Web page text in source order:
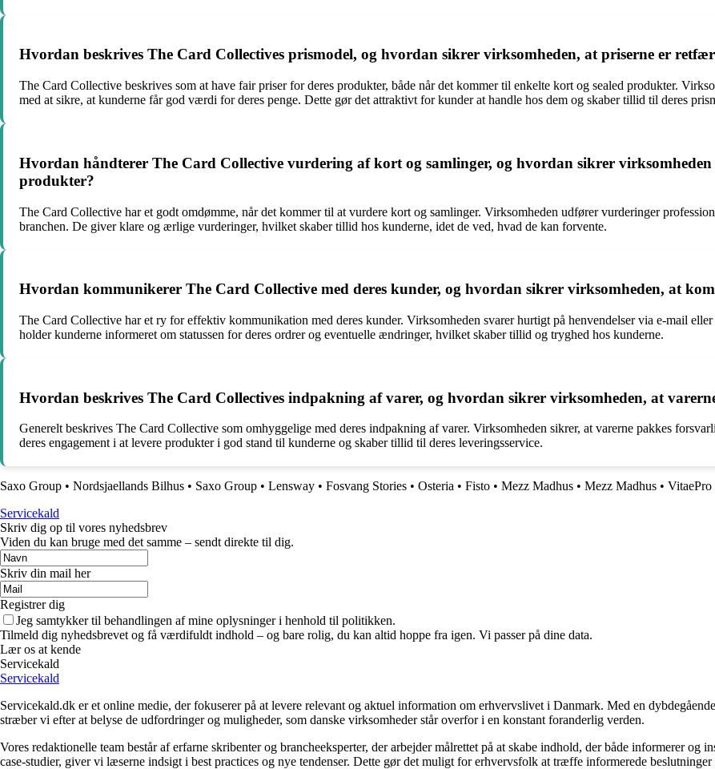
Hvordan beskrives The Card Collectives prismodel, og hvordan sikrer virksomheden, at priserne er
The Card Collective beskrives som at have fair priser for deres produkter, både når det kommer til enkelte kort og sealed produkter.
med at sikre, at kunderne får god værdi for deres penge. Dette gør det attraktivt for kunder at handle hos dem og skaber tillid til deres
Hvordan håndterer The Card Collective vurdering af kort og samlinger, og hvordan sikrer
produkter?
The Card Collective har et godt omdømme, når det kommer til at vurdere kort og samlinger. Virksomheden udfører vurderinger
branchen. De giver klare og ærlige vurderinger, hvilket skaber tillid hos kunderne, idet de ved, hvad de kan forvente.
Hvordan kommunikerer The Card Collective med deres kunder, og hvordan sikrer virksomheden, at
The Card Collective har et ry for effektiv kommunikation med deres kunder. Virksomheden svarer hurtigt på henvendelser via e-mail
holder kunderne informeret om statussen for deres ordrer og eventuelle ændringer, hvilket skaber tillid og tryghed hos kunderne.
Hvordan beskrives The Card Collectives indpakning af varer, og hvordan sikrer virksomheden, at
Generelt beskrives The Card Collective som omhyggelige med deres indpakning af varer. Virksomheden sikrer, at varerne pakkes
deres engagement i at levere produkter i god stand til kunderne og skaber tillid til deres leveringsservice.
Saxo Group • Nordsjaellands Bilhus • Saxo Group • Lensway • Fosvang Stories • Osteria • Fisto • Mezz Madhus • Mezz Madhus •
Servicekald
Skriv dig op til vores nyhedsbrev
Viden du kan bruge med det samme – sendt direkte til dig.
Skriv din mail her
Registrer dig
Jeg samtykker til behandlingen af mine oplysninger i henhold til politikken.
Tilmeld dig nyhedsbrevet og få værdifuldt indhold – og bare rolig, du kan altid hoppe fra igen. Vi passer på dine data.
Lær os at kende
Servicekald
Servicekald
Servicekald.dk er et online medie, der fokuserer på at levere relevant og aktuel information om erhvervslivet i Danmark. Med en
stræber vi efter at belyse de udfordringer og muligheder, som danske virksomheder står overfor i en konstant foranderlig verden.
Vores redaktionelle team består af erfarne skribenter og brancheeksperter, der arbejder målrettet på at skabe indhold, der både informerer og
case-studier, giver vi læserne indsigt i best practices og nye tendenser. Dette gør det muligt for erhvervsfolk at træffe informerede